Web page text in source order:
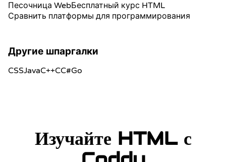
Песочница WebБесплатный курс HTML
Сравнить платформы для программирования
Другие шпаргалки
CSSJavaC++CC#Go
Изучайте HTML с